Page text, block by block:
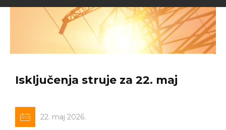
Isključenja struje za 22. maj
22. maj 2026.